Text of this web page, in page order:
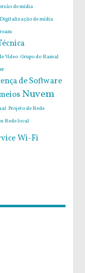
de mídia
Digitalização de mídia
Vídeo Grupo do Ramal
de Software
Nuvem
Projeto de Rede
Rede local
Wi-Fi